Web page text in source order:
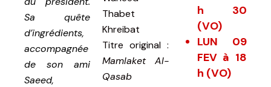
Sa quête
d’ingrédients,
accompagnée
de son ami
Saeed,
Thabet
Khreibat
Titre original :
Mamlaket Al-
Qasab
h 30
(VO)
LUN 09
FEV à 18
h (VO)